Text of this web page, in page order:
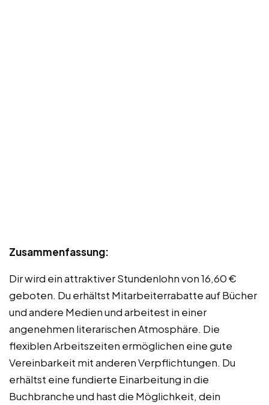
Zusammenfassung:
Dir wird ein attraktiver Stundenlohn von 16,60 €
geboten. Du erhältst Mitarbeiterrabatte auf Bücher
und andere Medien und arbeitest in einer
angenehmen literarischen Atmosphäre. Die
flexiblen Arbeitszeiten ermöglichen eine gute
Vereinbarkeit mit anderen Verpflichtungen. Du
erhältst eine fundierte Einarbeitung in die
Buchbranche und hast die Möglichkeit, dein